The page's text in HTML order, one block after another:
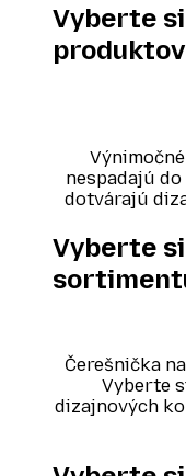
Vyberte
nespadajú
dotvárajú
Vyberte
Čerešnička
Vyberte
dizajnových